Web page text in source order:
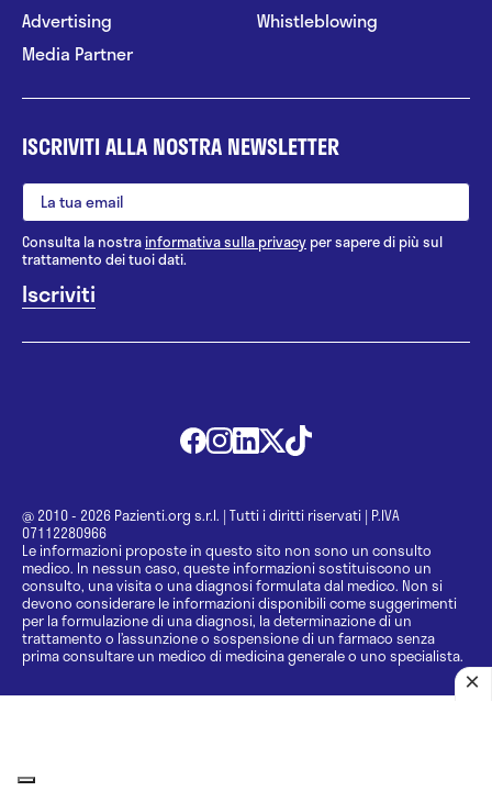
Advertising
Media Partner
Whistleblowing
ISCRIVITI ALLA NOSTRA NEWSLETTER
Consulta la nostrainformativa sulla privacy per sapere di più sul
trattamento dei tuoi dati.
@ 2010 - 2026 Pazienti.org s.r.l. | Tutti i diritti riservati | P.IVA
07112280966
Le informazioni proposte in questo sito non sono un consulto
medico. In nessun caso, queste informazioni sostituiscono un
consulto, una visita o una diagnosi formulata dal medico. Non si
devono considerare le informazioni disponibili come suggerimenti
per la formulazione di una diagnosi, la determinazione di un
trattamento o l’assunzione o sospensione di un farmaco senza
prima consultare un medico di medicina generale o uno specialista.